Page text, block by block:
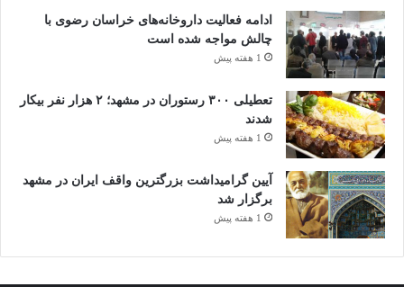
ادامه فعالیت داروخانه‌های خراسان رضوی با
چالش مواجه شده است
1 هفته پیش
تعطیلی ۳۰۰ رستوران در مشهد؛ ۲ هزار نفر بیکار
شدند
1 هفته پیش
آیین گرامیداشت بزرگترین واقف ایران در مشهد
برگزار شد
1 هفته پیش